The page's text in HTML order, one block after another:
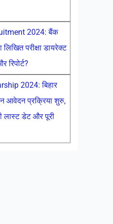
2024: बैंक
परीक्षा डायरेक्ट
रिपोर्ट?
2024: बिहार
आवेदन प्रक्रिया शुरु,
लास्ट डेट और पूरी